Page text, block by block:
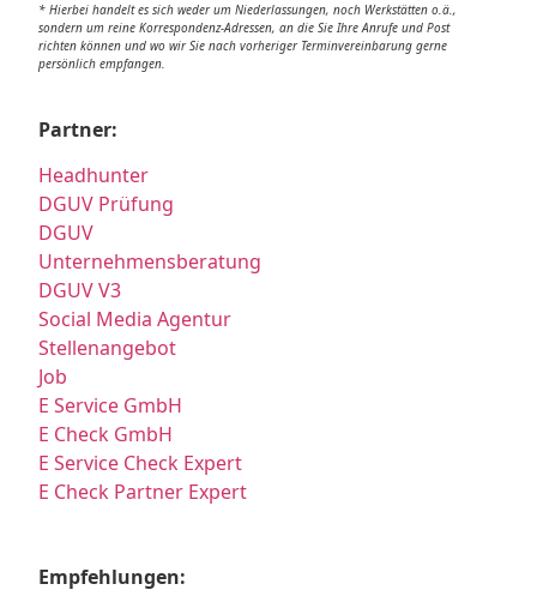
* Hierbei handelt es sich weder um Niederlassungen, noch Werkstätten o.ä.,
sondern um reine Korrespondenz-Adressen, an die Sie Ihre Anrufe und Post
richten können und wo wir Sie nach vorheriger Terminvereinbarung gerne
persönlich empfangen.
Partner:
Headhunter
DGUV Prüfung
DGUV
Unternehmensberatung
DGUV V3
Social Media Agentur
Stellenangebot
Job
E Service GmbH
E Check GmbH
E Service Check Expert
E Check Partner Expert
Empfehlungen: